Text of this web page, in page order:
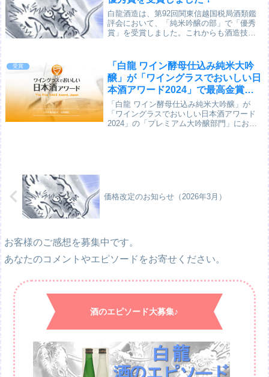
白龍酒造は、第92回関東信越国税局酒類鑑
評会において、「純米吟醸の部」で「優秀
賞」を受賞しました。これからも酒造技術
酒造りに邁進して参りますので、今後とも
どうぞよろ...
受賞
「白龍 ワイン酵母仕込み純米大吟
醸」が「ワイングラスでおいしい日
本酒アワード2024」で最高金賞を
受賞！
「白龍 ワイン酵母仕込み純米大吟醸」が
「ワイングラスでおいしい日本酒アワード
2024」の「プレミアム大吟醸部門」におい
価格改定のお知らせ（2026年3月）
お客様のご感想を募集中です。
あなたのコメントやエピソードをお寄せください。
酒のエピソード大募集♪